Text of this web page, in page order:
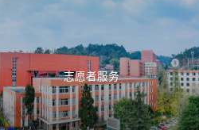
志愿者服务